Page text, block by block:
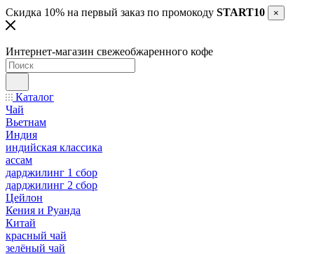
Скидка 10% на первый заказ по промокоду START10 ×
Интернет-магазин свежеобжаренного кофе
Каталог
Чай
Вьетнам
Индия
индийская классика
ассам
дарджилинг 1 сбор
дарджилинг 2 сбор
Цейлон
Кения и Руанда
Китай
красный чай
зелёный чай